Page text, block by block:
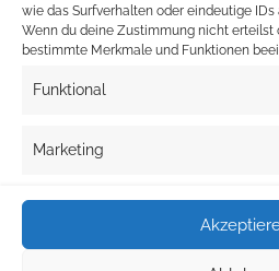
wie das Surfverhalten oder eindeutige
Wenn du deine Zustimmung nicht erteilst
bestimmte Merkmale und Funktionen
Funktional
Marketing
17153 Stavenhagen